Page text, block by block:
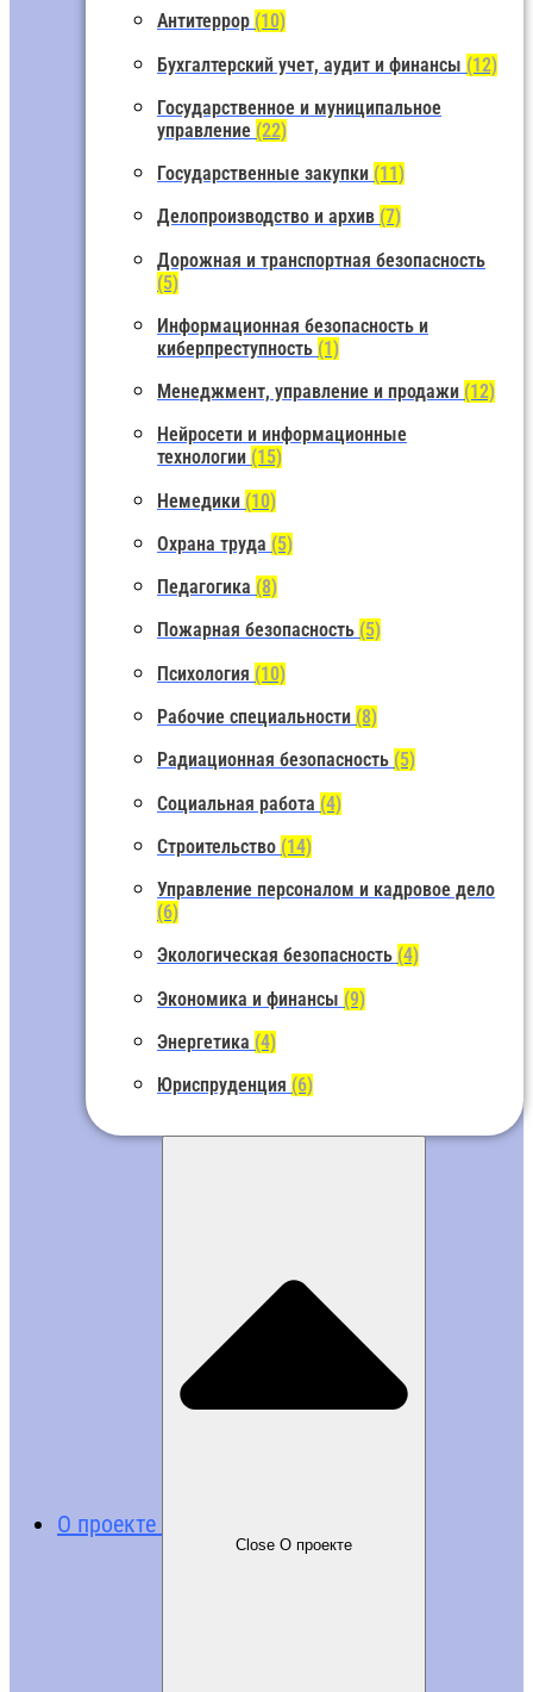
Антитеррор (10)
Бухгалтерский учет, аудит и финансы (12)
Государственное и муниципальное
управление (22)
Государственные закупки (11)
Делопроизводство и архив (7)
Дорожная и транспортная безопасность
(5)
Информационная безопасность и
киберпреступность (1)
Менеджмент, управление и продажи (12)
Нейросети и информационные
технологии (15)
Немедики (10)
Охрана труда (5)
Педагогика (8)
Пожарная безопасность (5)
Психология (10)
Рабочие специальности (8)
Радиационная безопасность (5)
Социальная работа (4)
Строительство (14)
Управление персоналом и кадровое дело
(6)
Экологическая безопасность (4)
Экономика и финансы (9)
Энергетика (4)
Юриспруденция (6)
О проекте
Close О проекте